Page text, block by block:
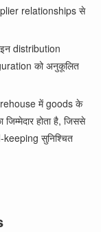
relationships से
distribution
को अनुकूलित
में goods के
जिम्मेदारहोता है, जिससे
सुनिश्चित